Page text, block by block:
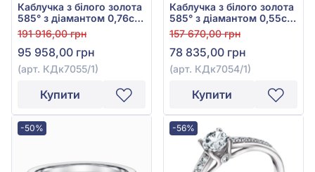
Каблучка з білого золота
585° з діамантом 0,76ct,
арт. КДк7055/1
191 916,00 грн
95 958,00 грн
(арт. КДк7055/1)
Купити
Каблучка з білого золота
585° з діамантом 0,55ct,
арт. КДк7054/1
157 670,00 грн
78 835,00 грн
(арт. КДк7054/1)
Купити
-50% -56%